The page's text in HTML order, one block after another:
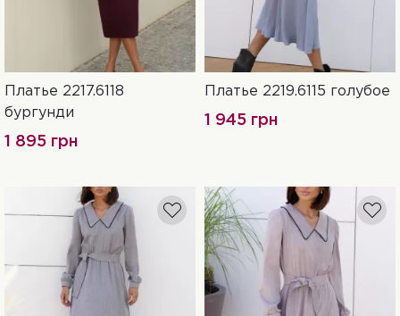
S-M L-XL XXL-3XL
Платье 2217.6118
бургунди
1 895 грн
L-XL XXL-3XL S-M
Платье 2219.6115 голубое
1 945 грн